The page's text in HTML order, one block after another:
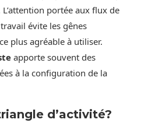
portée aux flux de
évite les gênes
plus agréable à utiliser.
apporte souvent des
à la configuration de la
d’activité?